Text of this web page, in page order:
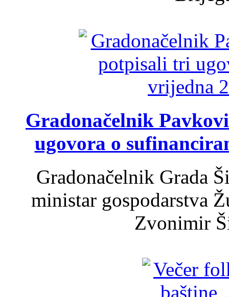
Gradonačelnik
ugovora o
Gradonačelnik Grada
ministar gospodarstva
Zvonimir